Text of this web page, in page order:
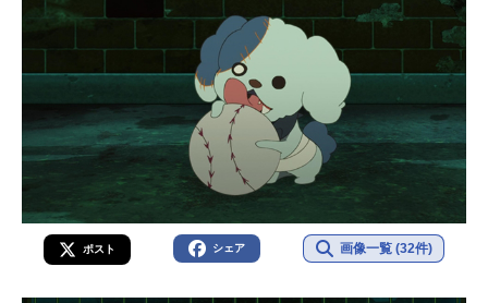
ポスト シェア 画像一覧 (32件)